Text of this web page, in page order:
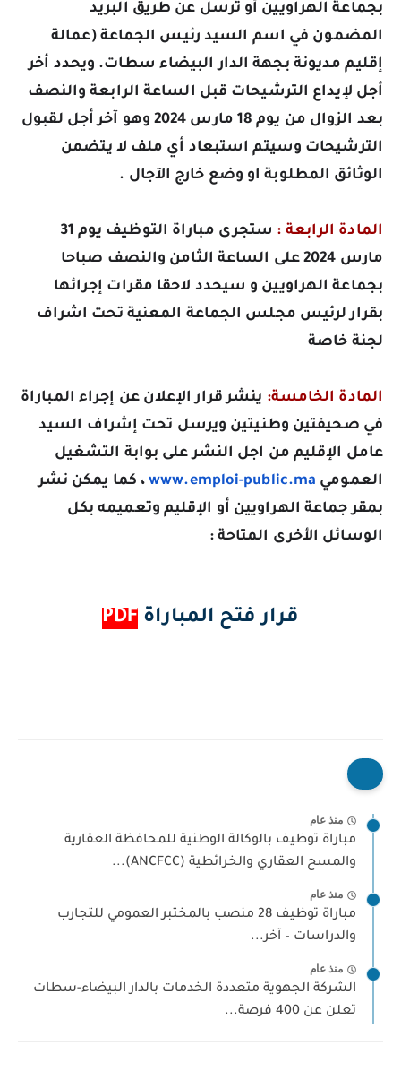
بجماعة الهراويين أو ترسل عن طريق البريد
المضمون في اسم السيد رئيس الجماعة (عمالة
إقليم مديونة بجهة الدار البيضاء سطات. ويحدد أخر
أجل لإيداع الترشيحات قبل الساعة الرابعة والنصف
بعد الزوال من يوم 18 مارس 2024
وهو آخر أجل لقبول
الترشيحات وسيتم استبعاد أي ملف لا يتضمن
الوثائق المطلوبة او وضع خارج الآجال .
المادة الرابعة : ستجرى مباراة التوظيف
يوم 31
مارس 2024 على الساعة الثامن والنصف صباحا
بجماعة الهراويين و سيحدد لاحقا مقرات إجرائها
بقرار لرئيس مجلس الجماعة المعنية تحت اشراف
لجنة خاصة
المادة الخامسة: ينشر قرار الإعلان عن إجراء المباراة
في صحيفتين وطنيتين ويرسل تحت إشراف السيد
عامل الإقليم من اجل النشر على بوابة التشغيل
العمومي www.emploi-public.ma، كما يمكن نشر
بمقر جماعة الهراويين أو الإقليم وتعميمه بكل
الوسائل الأخرى المتاحة :
قرار فتح المباراة PDF
منذ عام
مباراة توظيف بالوكالة الوطنية للمحافظة العقارية
والمسح العقاري والخرائطية (ANCFCC)...
منذ عام
مباراة توظيف 28 منصب بالمختبر العمومي للتجارب
والدراسات – آخر...
منذ عام
الشركة الجهوية متعددة الخدمات بالدار البيضاء-سطات
تعلن عن 400 فرصة...